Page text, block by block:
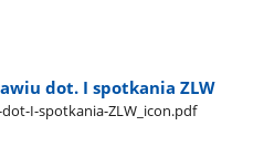
dot. I spotkania ZLW
dot-I-spotkania-ZLW​_icon.pdf